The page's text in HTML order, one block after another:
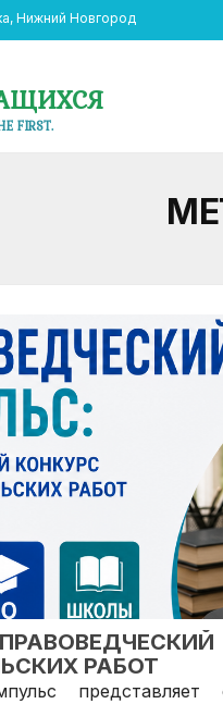
Нижний Новгород
FIRST.
РАБОТ